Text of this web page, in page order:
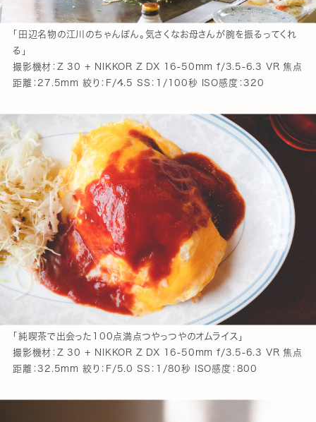
「田辺名物の江川のちゃんぽん。気さくなお母さんが腕を振るってくれ
る」
撮影機材：Z 30 + NIKKOR Z DX 16-50mm f/3.5-6.3 VR 焦点
距離：27.5mm 絞り：F/4.5 SS：1/100秒 ISO感度：320
「純喫茶で出会った100点満点つやっつやのオムライス」
撮影機材：Z 30 + NIKKOR Z DX 16-50mm f/3.5-6.3 VR 焦点
距離：32.5mm 絞り：F/5.0 SS：1/80秒 ISO感度：800